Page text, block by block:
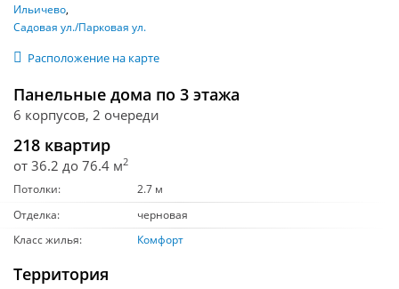
Ильичево
Садовая ул./Парковая ул.
Расположение на карте
Панельные дома по 3 этажа
6 корпусов, 2 очереди
218 квартир
от 36.2 до 76.4 м2
Потолки:
2.7 м
Отделка:
черновая
Класс жилья:
Комфорт
Территория